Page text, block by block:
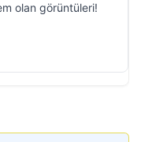
olan görüntüleri!